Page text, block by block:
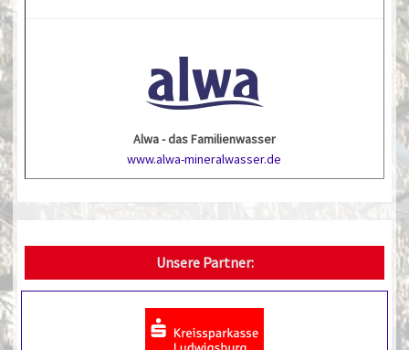
Alwa - das Familienwasser
www.alwa-mineralwasser.de
Unsere Partner: